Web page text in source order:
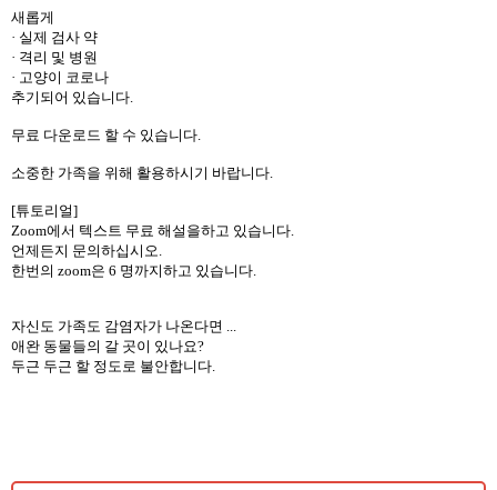
새롭게
· 실제 검사 약
· 격리 및 병원
· 고양이 코로나
추기되어 있습니다.
무료 다운로드 할 수 있습니다.
소중한 가족을 위해 활용하시기 바랍니다.
[튜토리얼]
Zoom에서 텍스트 무료 해설을하고 있습니다.
언제든지 문의하십시오.
한번의 zoom은 6 명까지하고 있습니다.
자신도 가족도 감염자가 나온다면 ...
애완 동물들의 갈 곳이 있나요?
두근 두근 할 정도로 불안합니다.